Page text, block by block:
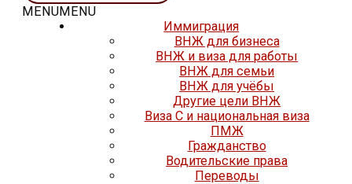
MENUMENU
Иммиграция
ВНЖ для бизнеса
ВНЖ и виза для работы
ВНЖ для семьи
ВНЖ для учёбы
Другие цели ВНЖ
Виза C и национальная виза
ПМЖ
Гражданство
Водительские права
Переводы